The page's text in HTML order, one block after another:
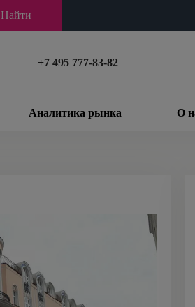
Найти
+7 495 777-83-82
Аналитика рынка О